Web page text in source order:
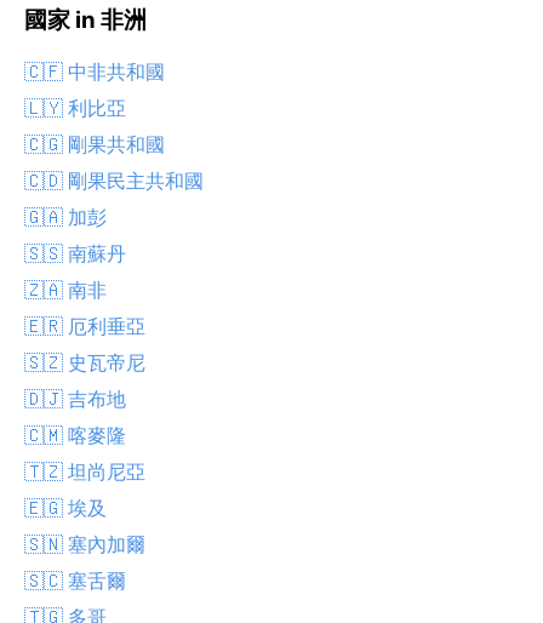
國家 in 非洲
🇨🇫 中非共和國
🇱🇾 利比亞
🇨🇬 剛果共和國
🇨🇩 剛果民主共和國
🇬🇦 加彭
🇸🇸 南蘇丹
🇿🇦 南非
🇪🇷 厄利垂亞
🇸🇿 史瓦帝尼
🇩🇯 吉布地
🇨🇲 喀麥隆
🇹🇿 坦尚尼亞
🇪🇬 埃及
🇸🇳 塞內加爾
🇸🇨 塞舌爾
🇹🇬 多哥